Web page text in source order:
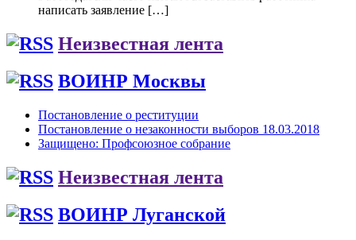
написать заявление […]
Неизвестная лента
ВОИНР Москвы
Постановление о реституции
Постановление о незаконности выборов 18.03.2018
Защищено: Профсоюзное собрание
Неизвестная лента
ВОИНР Луганской